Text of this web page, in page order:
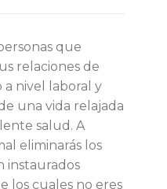
que
relaciones de
nivel laboral y
una vida relajada
salud. A
eliminarás los
instaurados
los cuales no eres